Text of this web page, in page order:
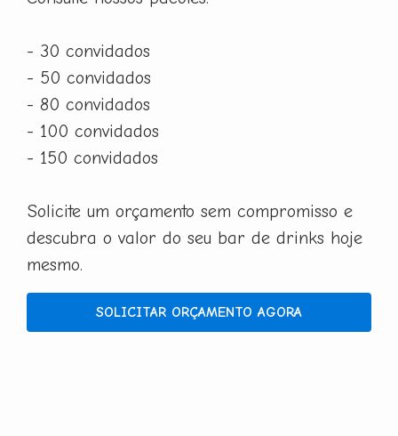
- 30 convidados
- 50 convidados
- 80 convidados
- 100 convidados
- 150 convidados
Solicite um orçamento sem compromisso e
descubra o valor do seu bar de drinks hoje
mesmo.
SOLICITAR ORÇAMENTO AGORA